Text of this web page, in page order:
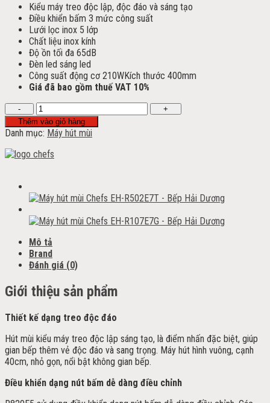
Kiểu máy treo độc lập, độc đáo và sáng tạo
Điều khiển bấm 3 mức công suất
Lưới lọc inox 5 lớp
Chất liệu inox kính
Độ ồn tối đa 65dB
Đèn led sáng led
Công suất động cơ 210WKích thước 400mm
Giá đã bao gồm thuế VAT 10%
Máy
hút
mùi
EH-
Thêm vào giỏ hàng
Danh mục: Máy hút mùi
Mô tả
Brand
Đánh giá (0)
Giới thiệu sản phẩm
Thiết kế dạng treo độc đáo
Hút mùi kiểu máy treo độc lập sáng tạo, là điểm nhấn đặc biệt, giúp
gian bếp thêm vẻ độc đáo và sang trọng. Máy hút hình vuông, cạnh
40cm, nhỏ gọn, nổi bật không gian bếp.
Điều khiển dạng nút bấm dễ dàng điều chỉnh